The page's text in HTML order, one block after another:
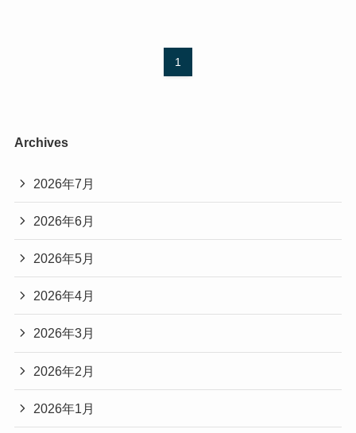
1
Archives
2026年7月
2026年6月
2026年5月
2026年4月
2026年3月
2026年2月
2026年1月